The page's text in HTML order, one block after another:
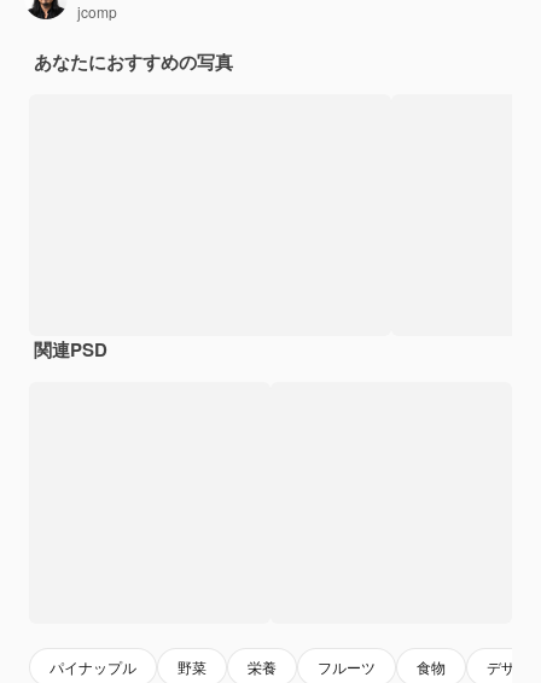
jcomp
あなたにおすすめの写真
関連PSD
パイナップル 野菜 栄養 フルーツ 食物 デザー